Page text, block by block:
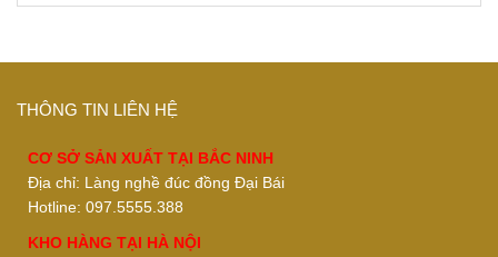
THÔNG TIN LIÊN HỆ
CƠ SỞ SẢN XUẤT TẠI BẮC NINH
Địa chỉ: Làng nghề đúc đồng Đại Bái
Hotline: 097.5555.388
KHO HÀNG TẠI HÀ NỘI